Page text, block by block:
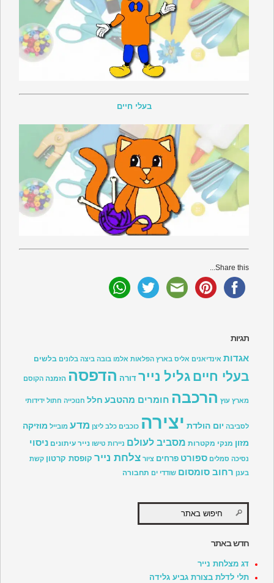
בעלי חיים
Share this...
תגיות
אגדות אינדיאנים אליס בארץ הפלאות אלמו בובה ביצה בלונים בלשים
בעלי חיים גליל נייר דורה הדפסה הזמנה הקוסם
מארץ עוץ הרכבה חומרים מהטבע חלל חנוכייה חתול ידידותי
לסביבה יום הולדת יצירה כוכבים כלב ליצן מדע מובייל מוזיקה
מזון מנקי מקטרות מסביב לעולם ניירות טישו נייר עיתונים ניסוי
נסיכה סמלים ספורט פרחים ציור צלחת נייר קופסת קרטון קשת
בענן רחוב סומסום שודדי ים תחבורה
חדש באתר
דג מצלחת נייר
תלי לדלת בצורת גביע גלידה